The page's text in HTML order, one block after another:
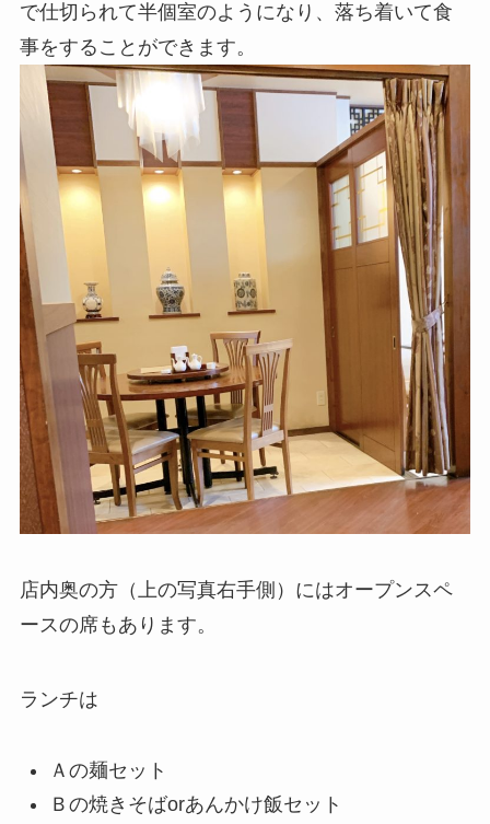
で仕切られて半個室のようになり、落ち着いて食
事をすることができます。
店内奥の方（上の写真右手側）にはオープンスペ
ースの席もあります。
ランチは
Ａの麺セット
Ｂの焼きそばorあんかけ飯セット